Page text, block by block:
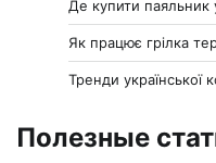
Де купити паяльник
Як працює грілка
Тренди української
Полезные